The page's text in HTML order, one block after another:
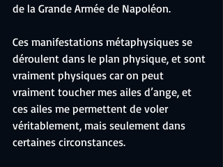
de la Grande Armée de Napoléon.
Ces manifestations métaphysiques se
déroulent dans le plan physique, et sont
vraiment physiques car on peut
vraiment toucher mes ailes d’ange, et
ces ailes me permettent de voler
véritablement, mais seulement dans
certaines circonstances.